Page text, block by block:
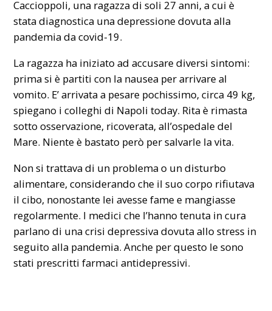
Caccioppoli, una ragazza di soli 27 anni, a cui è
stata diagnostica una depressione dovuta alla
pandemia da covid-19.
La ragazza ha iniziato ad accusare diversi sintomi:
prima si è partiti con la nausea per arrivare al
vomito. E’ arrivata a pesare pochissimo, circa 49 kg,
spiegano i colleghi di Napoli today. Rita è rimasta
sotto osservazione, ricoverata, all’ospedale del
Mare. Niente è bastato però per salvarle la vita.
Non si trattava di un problema o un disturbo
alimentare, considerando che il suo corpo rifiutava
il cibo, nonostante lei avesse fame e mangiasse
regolarmente. I medici che l’hanno tenuta in cura
parlano di una crisi depressiva dovuta allo stress in
seguito alla pandemia. Anche per questo le sono
stati prescritti farmaci antidepressivi.